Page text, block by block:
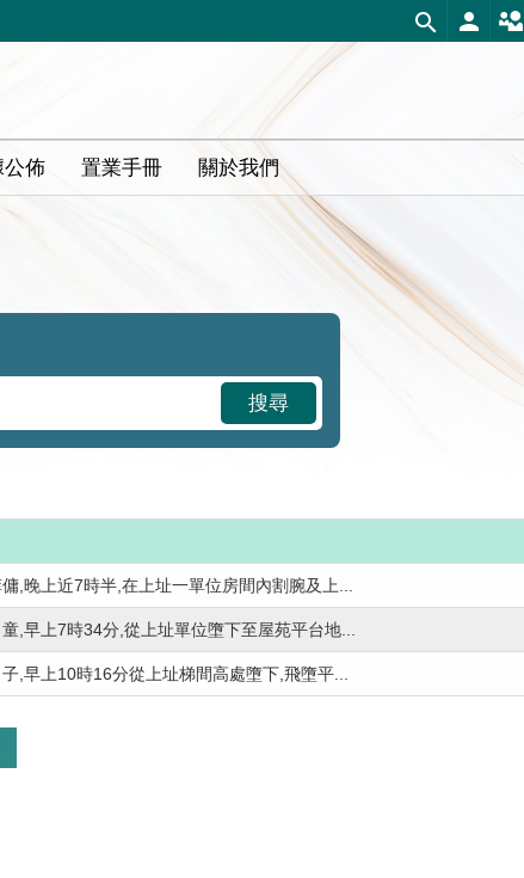
公佈 置業手冊 關於我們
搜尋
,晚上近7時半,在上址一單位房間內割腕及上...
,早上7時34分,從上址單位墮下至屋苑平台地...
,早上10時16分從上址梯間高處墮下,飛墮平...